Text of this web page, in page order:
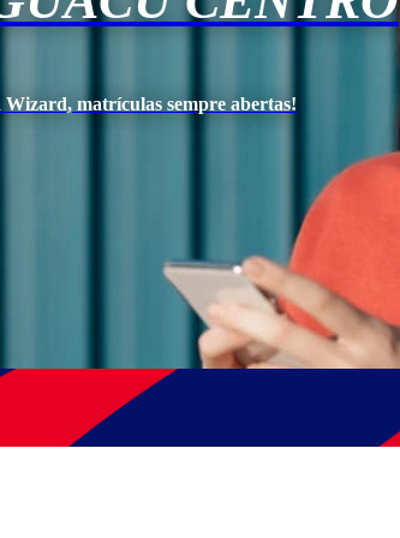
Wizard, matrículas sempre abertas!